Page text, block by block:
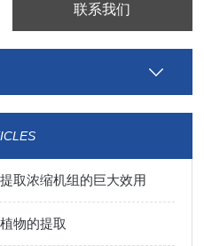
联系我们
取浓缩机组的巨大效用
物的提取